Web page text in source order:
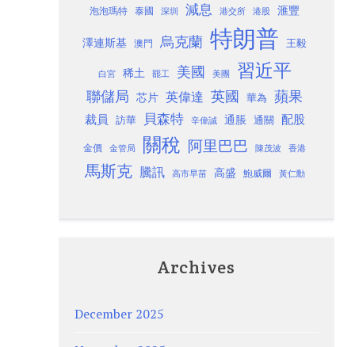
泡泡瑪特 泰國 深圳 減息 港交所 港股 滙豐
澤連斯基 澳門 烏克蘭 特朗普 王毅
白宮 稀土 罷工 美國 美團 習近平
聯儲局 芯片 英偉達 英國 華為 蘋果
裁員 訪華 貝森特 辛偉誠 通脹 通關 配股
金價 金管局 關稅 阿里巴巴 陳茂波 香港
馬斯克 騰訊 高市早苗 高盛 鮑威爾 黃仁勳
Archives
December 2025